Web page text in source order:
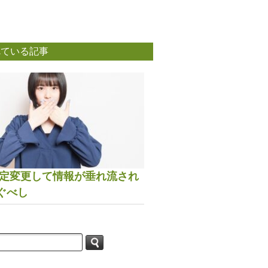
いる記事
変更して情報が垂れ流され
べし